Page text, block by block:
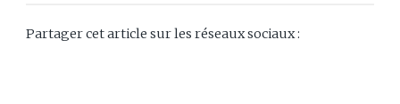
Partager cet article sur les réseaux sociaux :